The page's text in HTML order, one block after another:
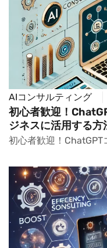
AIコンサルティング
初心者歓迎！
ジネスに活用する方
初心者歓迎！ChatGPT